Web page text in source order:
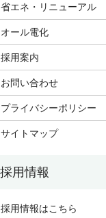
省エネ・リニューアル
オール電化
採用案内
お問い合わせ
プライバシーポリシー
サイトマップ
採用情報はこちら